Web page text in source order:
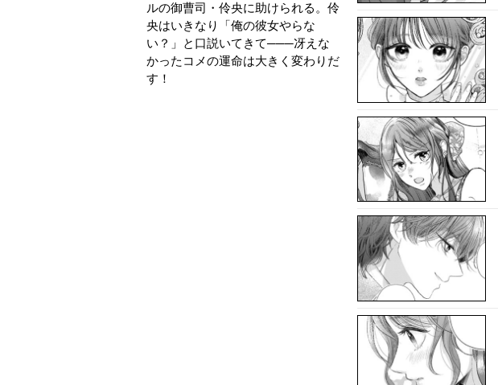
ルの御曹司・伶央に助けられる。伶
央はいきなり「俺の彼女やらな
い？」と口説いてきて───冴えな
かったコメの運命は大きく変わりだ
す！